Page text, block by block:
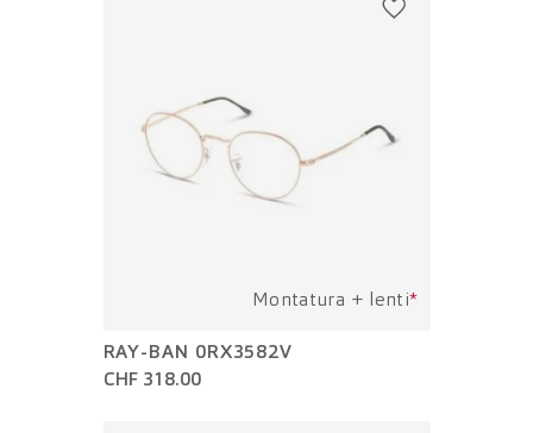
Montatura + lenti*
RAY-BAN 0RX3582V
CHF 318.00